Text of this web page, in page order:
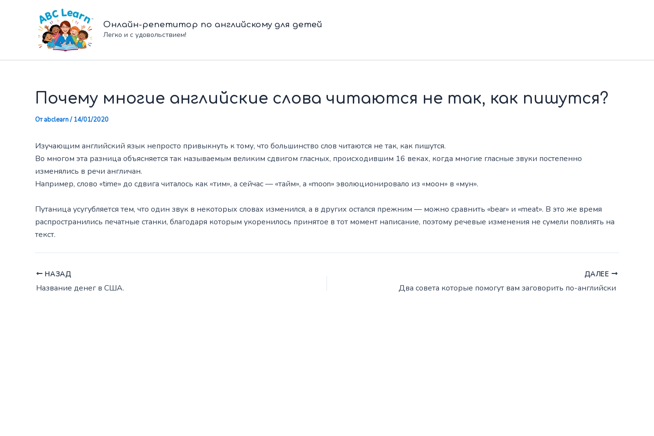
содержимому
Онлайн-репетитор по английскому для детей
Легко и с удовольствием!
Почему многие английские слова читаются не так, как пишутся?
Отabclearn/14/01/2020
Изучающим английский язык непросто привыкнуть к тому, что большинство слов читаются не так, как пишутся.
Во многом эта разница объясняется так называемым великим сдвигом гласных, происходившим 16 веках, когда многие гласные звуки постепенно
изменялись в речи англичан.
Например, слово «time» до сдвига читалось как «тим», а сейчас — «тайм», а «moon» эволюционировало из «моон» в «мун».
Путаница усугубляется тем, что один звук в некоторых словах изменился, а в других остался прежним — можно сравнить «bear» и «meat». В это же время
распространились печатные станки, благодаря которым укоренилось принятое в тот момент написание, поэтому речевые изменения не сумели повлиять на
текст.
НАЗАД
Название денег в США.
ДАЛЕЕ
Два совета которые помогут вам заговорить по-английски